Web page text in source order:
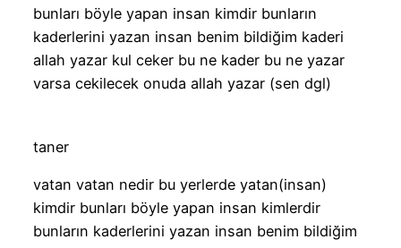
bunları böyle yapan insan kimdir bunların
kaderlerini yazan insan benim bildiğim kaderi
allah yazar kul ceker bu ne kader bu ne yazar
varsa cekilecek onuda allah yazar (sen dgl)
taner
vatan vatan nedir bu yerlerde yatan(insan)
kimdir bunları böyle yapan insan kimlerdir
bunların kaderlerini yazan insan benim bildiğim